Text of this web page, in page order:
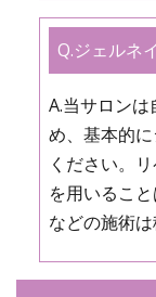
Q.ジェルネ
A.当サロン
め、基本的
ください。
を用いるこ
などの施術